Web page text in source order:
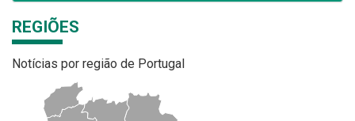
REGIÕES
Notícias por região de Portugal